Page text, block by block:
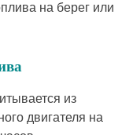
на берег или
из
двигателя на